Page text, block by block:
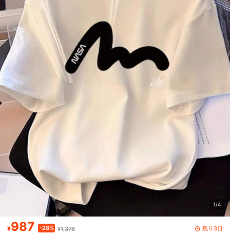
1/4
¥987 -28% ¥1,376 残り3日